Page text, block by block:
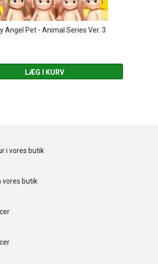
Angel Pet - Animal Series Ver. 3
LÆG I KURV
i vores butik
vores butik